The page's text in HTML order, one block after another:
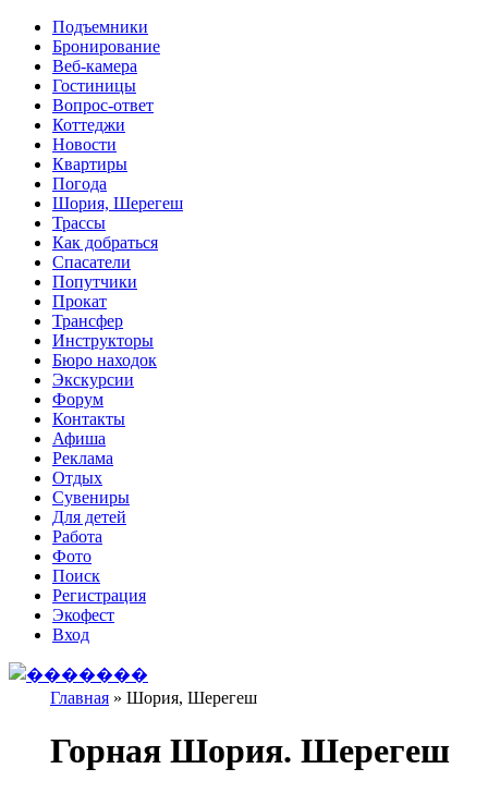
Перейти к основному содержанию
Подъемники
Бронирование
Веб-камера
Гостиницы
Вопрос-ответ
Коттеджи
Новости
Квартиры
Погода
Шория, Шерегеш
Трассы
Как добраться
Спасатели
Попутчики
Прокат
Трансфер
Инструкторы
Бюро находок
Экскурсии
Форум
Контакты
Афиша
Реклама
Отдых
Сувениры
Для детей
Работа
Фото
Поиск
Регистрация
Экофест
Вход
Главная » Шория, Шерегеш
Горная Шория. Шерегеш